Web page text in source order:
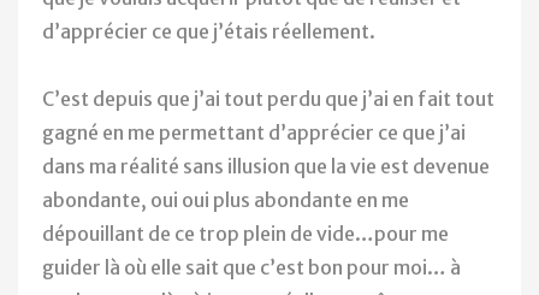
d’apprécier ce que j’étais réellement.
C’est depuis que j’ai tout perdu que j’ai en fait tout
gagné en me permettant d’apprécier ce que j’ai
dans ma réalité sans illusion que la vie est devenue
abondante, oui oui plus abondante en me
dépouillant de ce trop plein de vide…pour me
guider là où elle sait que c’est bon pour moi… à